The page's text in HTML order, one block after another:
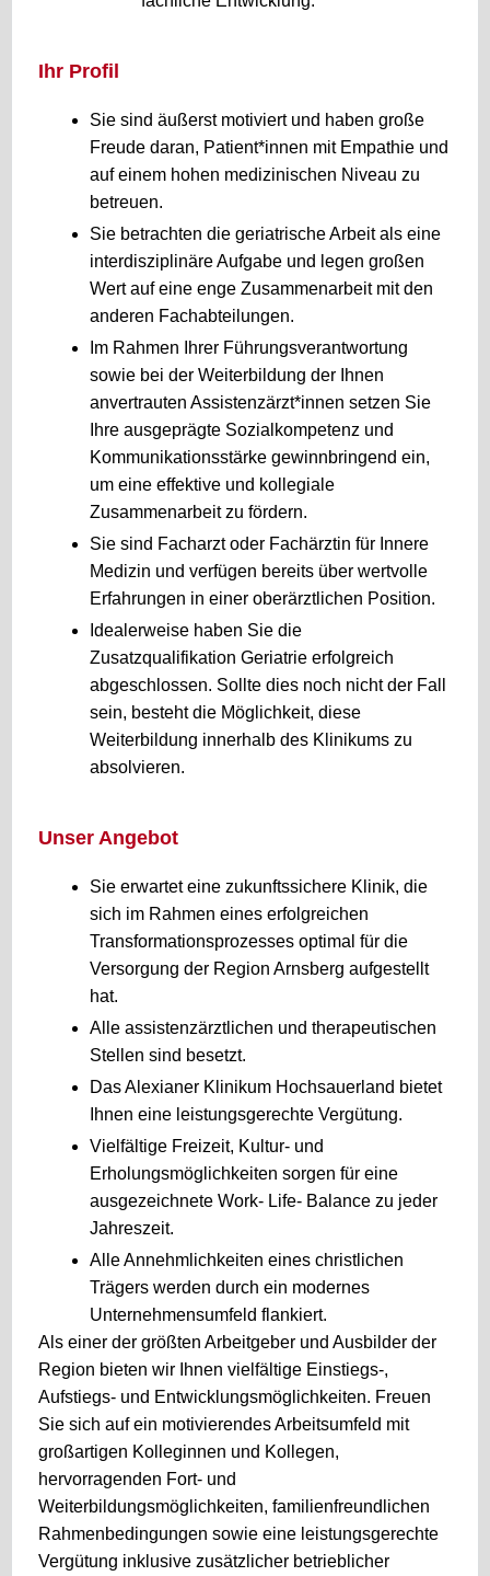
Ihr Profil
Sie sind äußerst motiviert und haben große
Freude daran, Patient*innen mit Empathie und
auf einem hohen medizinischen Niveau zu
betreuen.
Sie betrachten die geriatrische Arbeit als eine
interdisziplinäre Aufgabe und legen großen
Wert auf eine enge Zusammenarbeit mit den
anderen Fachabteilungen.
Im Rahmen Ihrer Führungsverantwortung
sowie bei der Weiterbildung der Ihnen
anvertrauten Assistenzärzt*innen setzen Sie
Ihre ausgeprägte Sozialkompetenz und
Kommunikationsstärke gewinnbringend ein,
um eine effektive und kollegiale
Zusammenarbeit zu fördern.
Sie sind Facharzt oder Fachärztin für Innere
Medizin und verfügen bereits über wertvolle
Erfahrungen in einer oberärztlichen Position.
Idealerweise haben Sie die
Zusatzqualifikation Geriatrie erfolgreich
abgeschlossen. Sollte dies noch nicht der Fall
sein, besteht die Möglichkeit, diese
Weiterbildung innerhalb des Klinikums zu
absolvieren.
Unser Angebot
Sie erwartet eine zukunftssichere Klinik, die
sich im Rahmen eines erfolgreichen
Transformationsprozesses optimal für die
Versorgung der Region Arnsberg aufgestellt
hat.
Alle assistenzärztlichen und therapeutischen
Stellen sind besetzt.
Das Alexianer Klinikum Hochsauerland bietet
Ihnen eine leistungsgerechte Vergütung.
Vielfältige Freizeit, Kultur- und
Erholungsmöglichkeiten sorgen für eine
ausgezeichnete Work- Life- Balance zu jeder
Jahreszeit.
Alle Annehmlichkeiten eines christlichen
Trägers werden durch ein modernes
Unternehmensumfeld flankiert.
Als einer der größten Arbeitgeber und Ausbilder der
Region bieten wir Ihnen vielfältige Einstiegs-,
Aufstiegs- und Entwicklungsmöglichkeiten. Freuen
Sie sich auf ein motivierendes Arbeitsumfeld mit
großartigen Kolleginnen und Kollegen,
hervorragenden Fort- und
Weiterbildungsmöglichkeiten, familienfreundlichen
Rahmenbedingungen sowie eine leistungsgerechte
Vergütung inklusive zusätzlicher betrieblicher